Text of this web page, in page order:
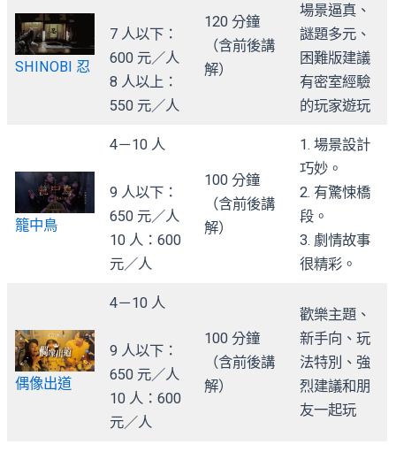
SHINOBI 忍
7 人以下：
600 元／人
8 人以上：
550 元／人
120 分鐘
（含前後講
解）
場景逼真、
謎題多元、
困難版建議
有密室經驗
的玩家遊玩
籠中鳥
4－10 人
9 人以下：
650 元／人
10 人：600
元／人
100 分鐘
（含前後講
解）
1. 場景設計
巧妙。
2. 有驚悚橋
段。
3. 劇情故事
很精彩。
偶像出道
4－10 人
9 人以下：
650 元／人
10 人：600
元／人
100 分鐘
（含前後講
解）
歡樂主題、
新手向、玩
法特別、強
烈建議和朋
友一起玩